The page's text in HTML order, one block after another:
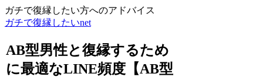
ガチで復縁したい方へのアドバイス
ガチで復縁したいnet
AB型男性と復縁するため
に最適なLINE頻度【AB型